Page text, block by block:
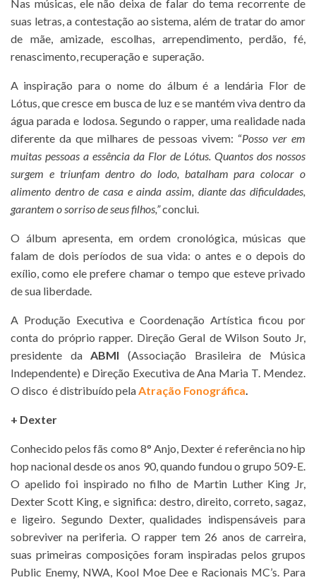
Nas músicas, ele não deixa de falar do tema recorrente de
suas letras, a contestação ao sistema, além de tratar do amor
de mãe, amizade, escolhas, arrependimento, perdão, fé,
renascimento, recuperação e superação.
A inspiração para o nome do álbum é a lendária Flor de
Lótus, que cresce em busca de luz e se mantém viva dentro da
água parada e lodosa. Segundo o rapper, uma realidade nada
diferente da que milhares de pessoas vivem: “Posso ver em
muitas pessoas a essência da Flor de Lótus. Quantos dos nossos
surgem e triunfam dentro do lodo, batalham para colocar o
alimento dentro de casa e ainda assim, diante das dificuldades,
garantem o sorriso de seus filhos,”conclui.
O álbum apresenta, em ordem cronológica, músicas que
falam de dois períodos de sua vida: o antes e o depois do
exílio, como ele prefere chamar o tempo que esteve privado
de sua liberdade.
A Produção Executiva e Coordenação Artística ficou por
conta do próprio rapper. Direção Geral de Wilson Souto Jr,
presidente daABMI (Associação Brasileira de Música
Independente) e Direção Executiva de Ana Maria T. Mendez.
O disco é distribuído pelaAtração Fonográfica.
+ Dexter
Conhecido pelos fãs como 8° Anjo, Dexter é referência no hip
hop nacional desde os anos 90, quando fundou o grupo 509-E.
O apelido foi inspirado no filho de Martin Luther King Jr,
Dexter Scott King, e significa: destro, direito, correto, sagaz,
e ligeiro. Segundo Dexter, qualidades indispensáveis para
sobreviver na periferia. O rapper tem 26 anos de carreira,
suas primeiras composições foram inspiradas pelos grupos
Public Enemy, NWA, Kool Moe Dee e Racionais MC’s. Para